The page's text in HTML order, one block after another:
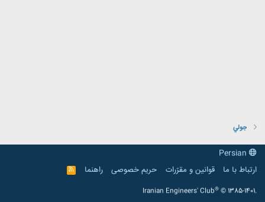
جولي
ارتباط با ما
قوانین و مقرّرات حریم خصوصی راهنما
R
S
Iranian Engineers' Club® © 1385-1401.